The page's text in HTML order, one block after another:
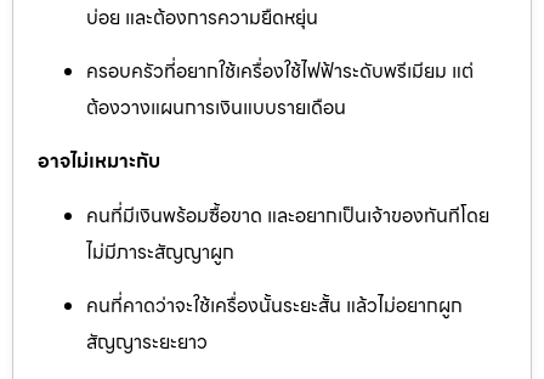
บ่อย และต้องการความยืดหยุ่น
ครอบครัวที่อยากใช้เครื่องใช้ไฟฟ้าระดับพรีเมียม แต่
ต้องวางแผนการเงินแบบรายเดือน
อาจไม่เหมาะกับ
คนที่มีเงินพร้อมซื้อขาด และอยากเป็นเจ้าของทันทีโดย
ไม่มีภาระสัญญาผูก
คนที่คาดว่าจะใช้เครื่องนั้นระยะสั้น แล้วไม่อยากผูก
สัญญาระยะยาว